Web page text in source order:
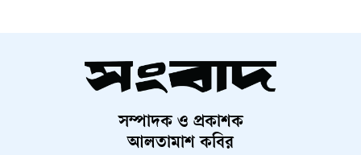
সহাবস্থানে একটি বহুমাত্রিক ক্ষমতার ভারসাম্য গড়ে উঠতে পারে,
সম্পাদক ও প্রকাশক
আলতামাশ কবির